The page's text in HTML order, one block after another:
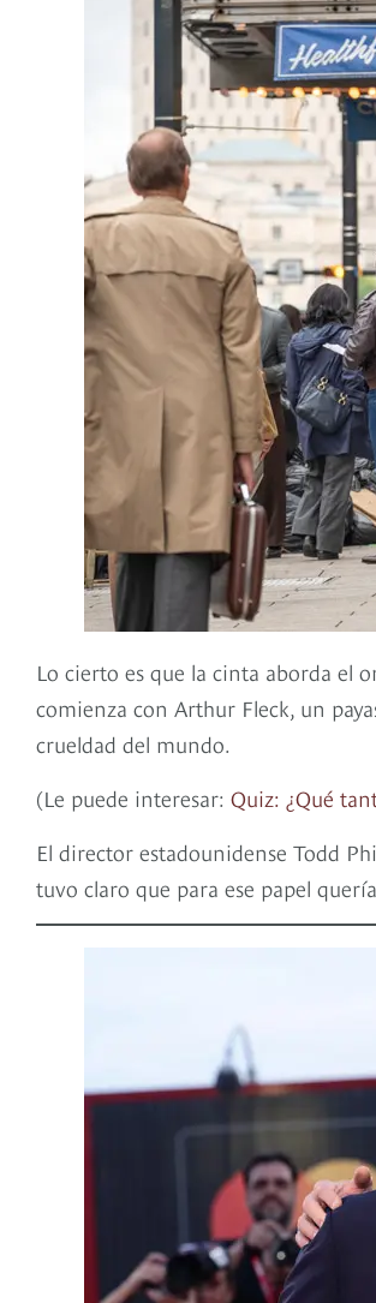
Lo cierto es que la cinta aborda el
comienza con Arthur Fleck, un
crueldad del mundo.
(Le puede interesar: Quiz: ¿Qué
El director estadounidense Todd
tuvo claro que para ese papel